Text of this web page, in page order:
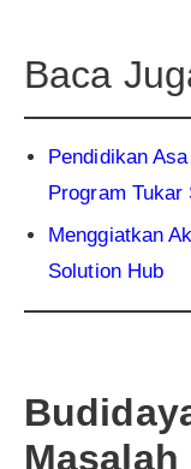
Baca
Pendidikan
Program Tukar
Menggiatkan
Solution Hub
Masalah